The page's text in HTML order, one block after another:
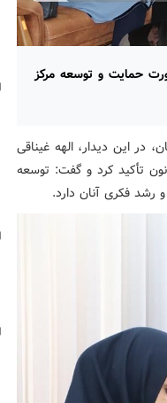
حمایت و توسعه مرکز
در این دیدار، الهه غیناقی
تأکید کرد و گفت: توسعه
فکری آنان دارد.